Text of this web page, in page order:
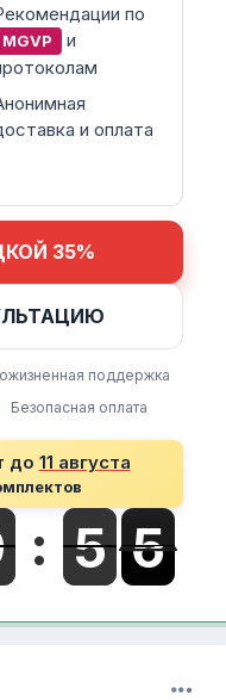
по
MGVP
и
и оплата
35%
поддержка
Безопасная оплата
до 11 августа